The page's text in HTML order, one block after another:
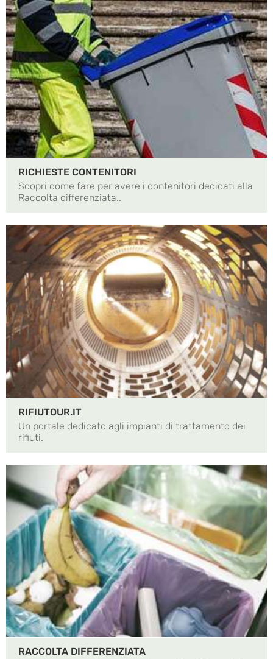
RICHIESTE CONTENITORI
Scopri come fare per avere i contenitori dedicati alla
Raccolta differenziata..
RIFIUTOUR.IT
Un portale dedicato agli impianti di trattamento dei
rifiuti.
RACCOLTA DIFFERENZIATA